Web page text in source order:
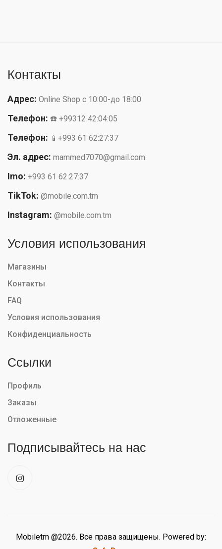
Контакты
Адрес: Online Shop с 10:00-до 18:00
Телефон: ☎️ +99312 42:04:05
Телефон: 📱+993 61 62:27:37
Эл. адрес: mammed7070@gmail.com
Imo: +993 61 62:27:37
TikTok: @mobile.com.tm
Instagram: @mobile.com.tm
Условия использования
Магазины
Контакты
FAQ
Условия использования
Конфиденциальность
Ссылки
Профиль
Заказы
Отложенные
Подписывайтесь на нас
Mobiletm @2026. Все права защищены. Powered by: